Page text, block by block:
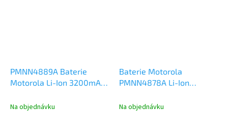
PMNN4889A Baterie
Motorola Li-Ion 3200mAh
Na objednávku
Baterie Motorola
PMNN4878A Li-Ion
Motorola R5
Na objednávku